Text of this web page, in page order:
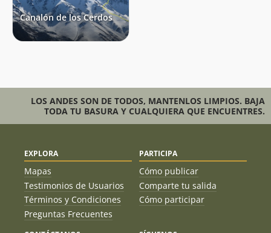
Canalón de los Cerdos
LOS ANDES SON DE TODOS, MANTENLOS LIMPIOS. BAJA
TODA TU BASURA Y CUALQUIERA QUE ENCUENTRES.
EXPLORA
Mapas
Testimonios de Usuarios
Términos y Condiciones
Preguntas Frecuentes
PARTICIPA
Cómo publicar
Comparte tu salida
Cómo participar